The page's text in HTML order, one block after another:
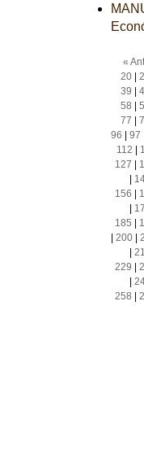
«
20|
39
58
77
96
97
112
127
156
185
200|
229
258